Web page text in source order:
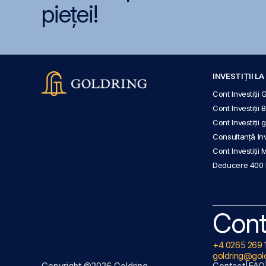
pieței!
INVESTIȚII LA
Cont Investiții
Cont Investiții
Cont Investiții
Consultanță
Cont Investiții
Deducere 400
+4 0265 269